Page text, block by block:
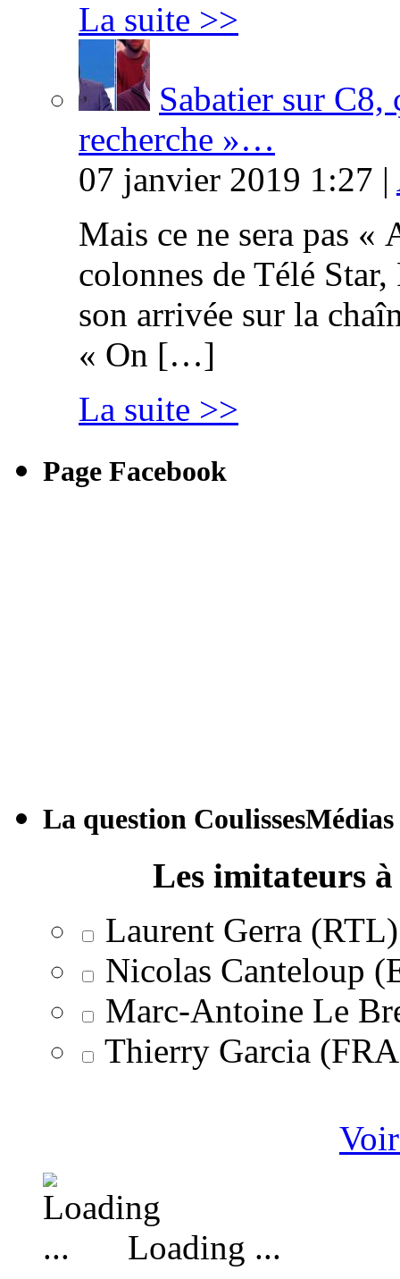
La suite >>
Sabatier sur C8,
recherche »…
07 janvier 2019 1:27 |
Mais ce ne sera pas «
colonnes de Télé
son arrivée sur la
« On […]
La suite >>
Page Facebook
La question CoulissesMédias
Les imitateurs
Laurent Gerra (RTL)
Nicolas Canteloup
Marc-Antoine Le
Thierry Garcia
Loading ...